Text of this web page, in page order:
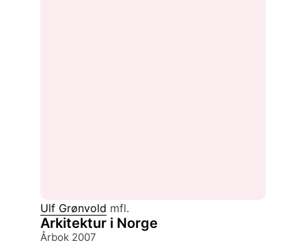
Ulf Grønvold mfl.
Arkitektur i Norge
årbok 2007